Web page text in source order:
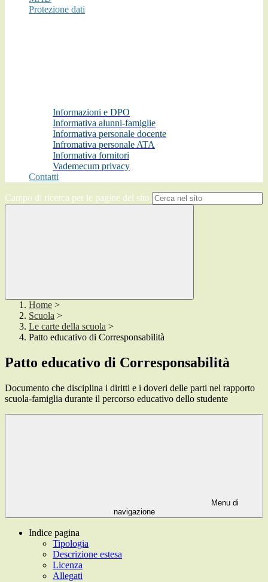
Protezione dati
Informazioni e DPO
Informativa alunni-famiglie
Informativa personale docente
Infromativa personale ATA
Informativa fornitori
Vademecum privacy
Contatti
Campo di ricerca per le pagine del sito
Home >
Scuola >
Le carte della scuola >
Patto educativo di Corresponsabilità
Patto educativo di Corresponsabilità
Documento che disciplina i diritti e i doveri delle parti nel rapporto
scuola-famiglia durante il percorso educativo dello studente
Menu di
navigazione
Indice pagina
Tipologia
Descrizione estesa
Licenza
Allegati